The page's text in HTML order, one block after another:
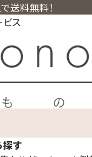
送料無料！
ス
す